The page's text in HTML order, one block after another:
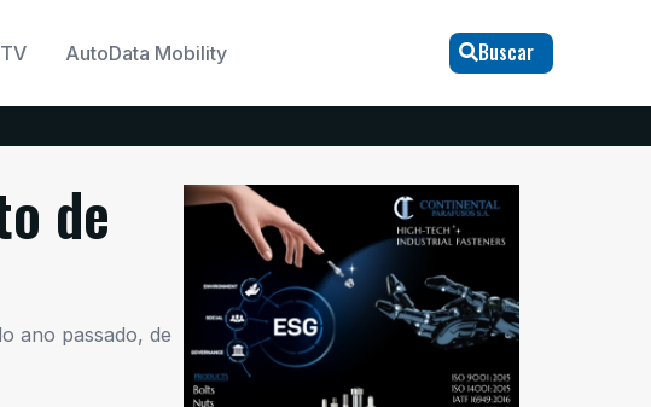
AutoData Mobility Buscar
de
ano passado, de